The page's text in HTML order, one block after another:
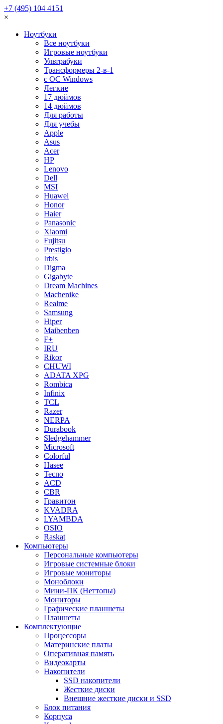
+7 (495) 104 4151
×
Ноутбуки
Все ноутбуки
Игровые ноутбуки
Ультрабуки
Трансформеры 2-в-1
с ОС Windows
Легкие
17 дюймов
14 дюймов
Для работы
Для учебы
Apple
Asus
Acer
HP
Lenovo
Dell
MSI
Huawei
Honor
Haier
Panasonic
Xiaomi
Fujitsu
Prestigio
Irbis
Digma
Gigabyte
Dream Machines
Machenike
Realme
Samsung
Hiper
Maibenben
F+
IRU
Rikor
CHUWI
ADATA XPG
Rombica
Infinix
TCL
Razer
NERPA
Durabook
Sledgehammer
Microsoft
Colorful
Hasee
Tecno
ACD
CBR
Гравитон
KVADRA
LYAMBDA
OSIO
Raskat
Компьютеры
Персональные компьютеры
Игровые системные блоки
Игровые мониторы
Моноблоки
Мини-ПК (Неттопы)
Мониторы
Графические планшеты
Планшеты
Комплектующие
Процессоры
Материнские платы
Оперативная память
Видеокарты
Накопители
SSD накопители
Жесткие диски
Внешние жесткие диски и SSD
Блок питания
Корпуса